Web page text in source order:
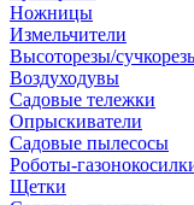
Ножницы
Измельчители
Высоторезы/
Воздуходувы
Садовые тележки
Опрыскиватели
Садовые пылесосы
Роботы-
Щетки